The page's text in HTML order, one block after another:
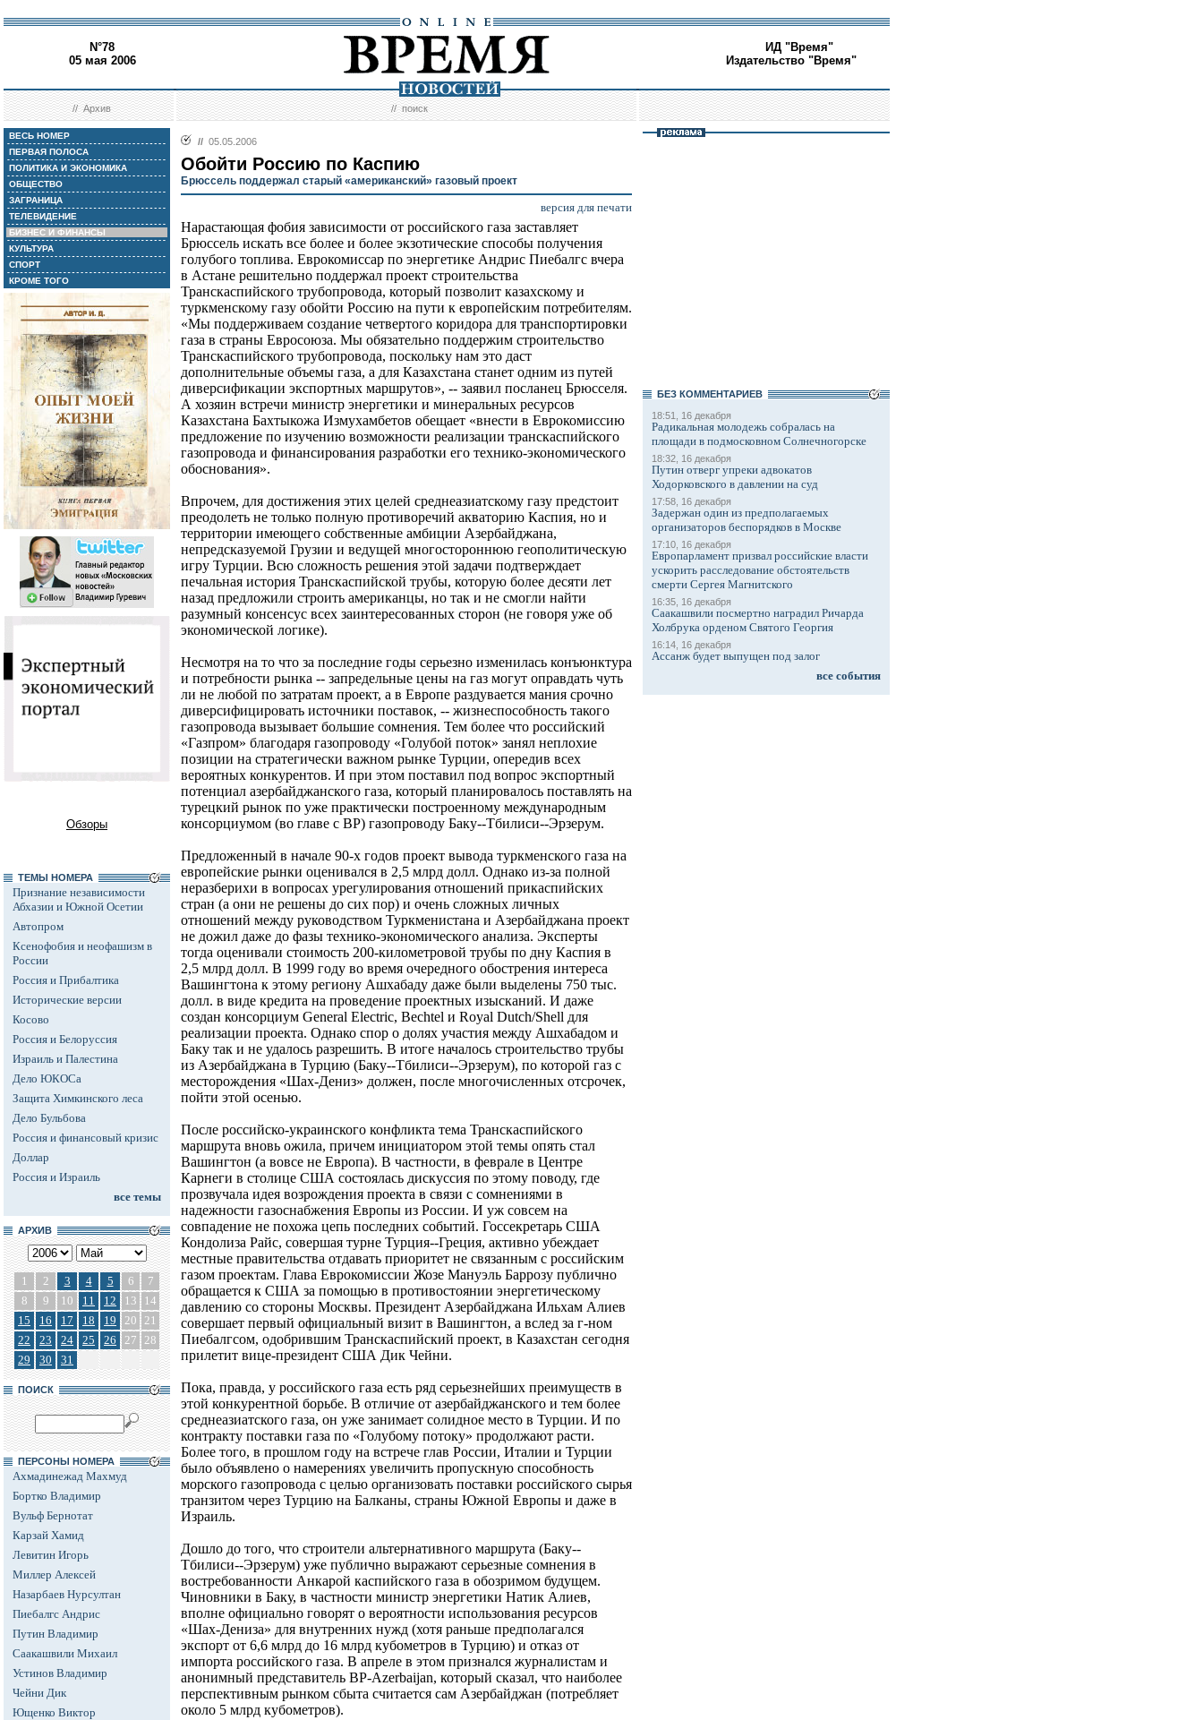
N°78
05 мая 2006
ИД "Время"
Издательство "Время"
//Архив //поиск
ВЕСЬ НОМЕР
ПЕРВАЯ ПОЛОСА
ПОЛИТИКА И ЭКОНОМИКА
ОБЩЕСТВО
ЗАГРАНИЦА
ТЕЛЕВИДЕНИЕ
БИЗНЕС И ФИНАНСЫ
КУЛЬТУРА
СПОРТ
КРОМЕ ТОГО
Обзоры
ТЕМЫ НОМЕРА
Признание независимости
Абхазии и Южной Осетии
Автопром
Ксенофобия и неофашизм в
России
Россия и Прибалтика
Исторические версии
Косово
Россия и Белоруссия
Израиль и Палестина
Дело ЮКОСа
Защита Химкинского леса
Дело Бульбова
Россия и финансовый кризис
Доллар
Россия и Израиль
все темы
АРХИВ
1 2 3 4 5 6
7
8
9 10 11 12 13
14
15
16 17 18 19 20 21
22
23 24 25 26 27 28
29
30 31
ПОИСК
ПЕРСОНЫ НОМЕРА
Ахмадинежад Махмуд
Бортко Владимир
Вульф Бернотат
Карзай Хамид
Левитин Игорь
Миллер Алексей
Назарбаев Нурсултан
Пиебалгс Андрис
Путин Владимир
Саакашвили Михаил
Устинов Владимир
Чейни Дик
Ющенко Виктор
// 05.05.2006
Обойти Россию по Каспию
Брюссель поддержал старый «американский» газовый проект
версия для печати
Нарастающая фобия зависимости от российского газа заставляет
Брюссель искать все более и более экзотические способы получения
голубого топлива. Еврокомиссар по энергетике Андрис Пиебалгс вчера
в Астане решительно поддержал проект строительства
Транскаспийского трубопровода, который позволит казахскому и
туркменскому газу обойти Россию на пути к европейским потребителям.
«Мы поддерживаем создание четвертого коридора для транспортировки
газа в страны Евросоюза. Мы обязательно поддержим строительство
Транскаспийского трубопровода, поскольку нам это даст
дополнительные объемы газа, а для Казахстана станет одним из путей
диверсификации экспортных маршрутов», -- заявил посланец Брюсселя.
А хозяин встречи министр энергетики и минеральных ресурсов
Казахстана Бахтыкожа Измухамбетов обещает «внести в Еврокомиссию
предложение по изучению возможности реализации транскаспийского
газопровода и финансирования разработки его технико-экономического
обоснования».
Впрочем, для достижения этих целей среднеазиатскому газу предстоит
преодолеть не только полную противоречий акваторию Каспия, но и
территории имеющего собственные амбиции Азербайджана,
непредсказуемой Грузии и ведущей многостороннюю геополитическую
игру Турции. Всю сложность решения этой задачи подтверждает
печальная история Транскаспийской трубы, которую более десяти лет
назад предложили строить американцы, но так и не смогли найти
разумный консенсус всех заинтересованных сторон (не говоря уже об
экономической логике).
Несмотря на то что за последние годы серьезно изменилась конъюнктура
и потребности рынка -- запредельные цены на газ могут оправдать чуть
ли не любой по затратам проект, а в Европе раздувается мания срочно
диверсифицировать источники поставок, -- жизнеспособность такого
газопровода вызывает большие сомнения. Тем более что российский
«Газпром» благодаря газопроводу «Голубой поток» занял неплохие
позиции на стратегически важном рынке Турции, опередив всех
вероятных конкурентов. И при этом поставил под вопрос экспортный
потенциал азербайджанского газа, который планировалось поставлять на
турецкий рынок по уже практически построенному международным
консорциумом (во главе с ВР) газопроводу Баку--Тбилиси--Эрзерум.
Предложенный в начале 90-х годов проект вывода туркменского газа на
европейские рынки оценивался в 2,5 млрд долл. Однако из-за полной
неразберихи в вопросах урегулирования отношений прикаспийских
стран (а они не решены до сих пор) и очень сложных личных
отношений между руководством Туркменистана и Азербайджана проект
не дожил даже до фазы технико-экономического анализа. Эксперты
тогда оценивали стоимость 200-километровой трубы по дну Каспия в
2,5 млрд долл. В 1999 году во время очередного обострения интереса
Вашингтона к этому региону Ашхабаду даже были выделены 750 тыс.
долл. в виде кредита на проведение проектных изысканий. И даже
создан консорциум General Electric, Bechtel и Royal Dutch/Shell для
реализации проекта. Однако спор о долях участия между Ашхабадом и
Баку так и не удалось разрешить. В итоге началось строительство трубы
из Азербайджана в Турцию (Баку--Тбилиси--Эрзерум), по которой газ с
месторождения «Шах-Дениз» должен, после многочисленных отсрочек,
пойти этой осенью.
После российско-украинского конфликта тема Транскаспийского
маршрута вновь ожила, причем инициатором этой темы опять стал
Вашингтон (а вовсе не Европа). В частности, в феврале в Центре
Карнеги в столице США состоялась дискуссия по этому поводу, где
прозвучала идея возрождения проекта в связи с сомнениями в
надежности газоснабжения Европы из России. И уж совсем на
совпадение не похожа цепь последних событий. Госсекретарь США
Кондолиза Райс, совершая турне Турция--Греция, активно убеждает
местные правительства отдавать приоритет не связанным с российским
газом проектам. Глава Еврокомиссии Жозе Мануэль Баррозу публично
обращается к США за помощью в противостоянии энергетическому
давлению со стороны Москвы. Президент Азербайджана Ильхам Алиев
совершает первый официальный визит в Вашингтон, а вслед за г-ном
Пиебалгсом, одобрившим Транскаспийский проект, в Казахстан сегодня
прилетит вице-президент США Дик Чейни.
Пока, правда, у российского газа есть ряд серьезнейших преимуществ в
этой конкурентной борьбе. В отличие от азербайджанского и тем более
среднеазиатского газа, он уже занимает солидное место в Турции. И по
контракту поставки газа по «Голубому потоку» продолжают расти.
Более того, в прошлом году на встрече глав России, Италии и Турции
было объявлено о намерениях увеличить пропускную способность
морского газопровода с целью организовать поставки российского сырья
транзитом через Турцию на Балканы, страны Южной Европы и даже в
Израиль.
Дошло до того, что строители альтернативного маршрута (Баку--
Тбилиси--Эрзерум) уже публично выражают серьезные сомнения в
востребованности Анкарой каспийского газа в обозримом будущем.
Чиновники в Баку, в частности министр энергетики Натик Алиев,
вполне официально говорят о вероятности использования ресурсов
«Шах-Дениза» для внутренних нужд (хотя раньше предполагался
экспорт от 6,6 млрд до 16 млрд кубометров в Турцию) и отказ от
импорта российского газа. В апреле в этом признался журналистам и
анонимный представитель BP-Azerbaijan, который сказал, что наиболее
перспективным рынком сбыта считается сам Азербайджан (потребляет
около 5 млрд кубометров).
БЕЗ КОМMЕНТАРИЕВ
18:51, 16 декабря
Радикальная молодежь собралась на
площади в подмосковном Солнечногорске
18:32, 16 декабря
Путин отверг упреки адвокатов
Ходорковского в давлении на суд
17:58, 16 декабря
Задержан один из предполагаемых
организаторов беспорядков в Москве
17:10, 16 декабря
Европарламент призвал российские власти
ускорить расследование обстоятельств
смерти Сергея Магнитского
16:35, 16 декабря
Саакашвили посмертно наградил Ричарда
Холбрука орденом Святого Георгия
16:14, 16 декабря
Ассанж будет выпущен под залог
все события